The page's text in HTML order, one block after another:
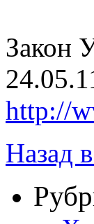
Закон
http://
Назад